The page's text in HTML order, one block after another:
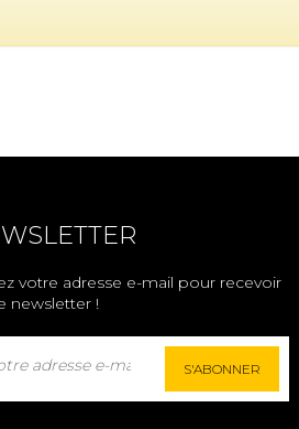
votre adresse e-mail pour recevoir
newsletter !
S'ABONNER